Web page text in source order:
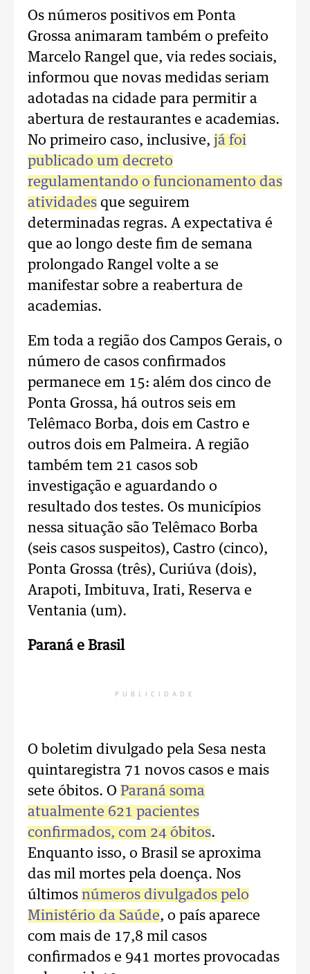
Os números positivos em Ponta
Grossa animaram também o prefeito
Marcelo Rangel que, via redes sociais,
informou que novas medidas seriam
adotadas na cidade para permitir a
abertura de restaurantes e academias.
No primeiro caso, inclusive, já foi
publicado um decreto
regulamentando o funcionamento das
atividades que seguirem
determinadas regras. A expectativa é
que ao longo deste fim de semana
prolongado Rangel volte a se
manifestar sobre a reabertura de
academias.
Em toda a região dos Campos Gerais, o
número de casos confirmados
permanece em 15: além dos cinco de
Ponta Grossa, há outros seis em
Telêmaco Borba, dois em Castro e
outros dois em Palmeira. A região
também tem 21 casos sob
investigação e aguardando o
resultado dos testes. Os municípios
nessa situação são Telêmaco Borba
(seis casos suspeitos), Castro (cinco),
Ponta Grossa (três), Curiúva (dois),
Arapoti, Imbituva, Irati, Reserva e
Ventania (um).
Paraná e Brasil
PUBLICIDADE
O boletim divulgado pela Sesa nesta
quintaregistra 71 novos casos e mais
sete óbitos. O Paraná soma
atualmente 621 pacientes
confirmados, com 24 óbitos.
Enquanto isso, o Brasil se aproxima
das mil mortes pela doença. Nos
últimos números divulgados pelo
Ministério da Saúde, o país aparece
com mais de 17,8 mil casos
confirmados e 941 mortes provocadas